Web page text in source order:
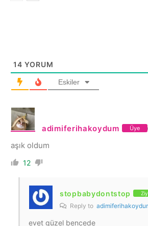
14 YORUM
Eskiler
adimiferihakoydum Üye
aşık oldum
12
stopbabydontstop
Reply to
evet güzel bencede